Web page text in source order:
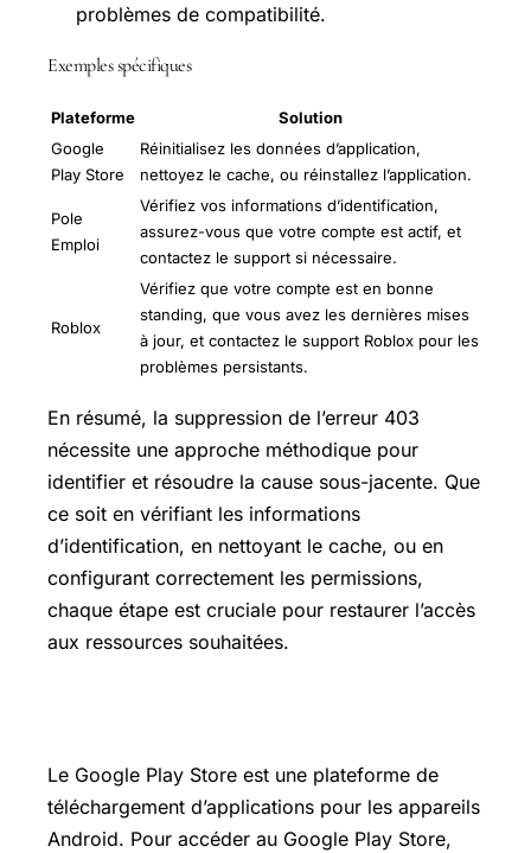
problèmes de compatibilité.
Exemples spécifiques
Plateforme
Solution
Google
Play Store
Réinitialisez les données d’application,
nettoyez le cache, ou réinstallez l’application.
Pole
Emploi
Vérifiez vos informations d’identification,
assurez-vous que votre compte est actif, et
contactez le support si nécessaire.
Roblox
Vérifiez que votre compte est en bonne
standing, que vous avez les dernières mises
à jour, et contactez le support Roblox pour les
problèmes persistants.
En résumé, la suppression de l’erreur 403
nécessite une approche méthodique pour
identifier et résoudre la cause sous-jacente. Que
ce soit en vérifiant les informations
d’identification, en nettoyant le cache, ou en
configurant correctement les permissions,
chaque étape est cruciale pour restaurer l’accès
aux ressources souhaitées.
Le Google Play Store est une plateforme de
téléchargement d’applications pour les appareils
Android. Pour accéder au Google Play Store,